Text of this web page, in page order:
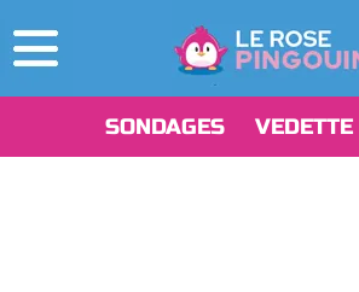
SONDAGES VEDETTE